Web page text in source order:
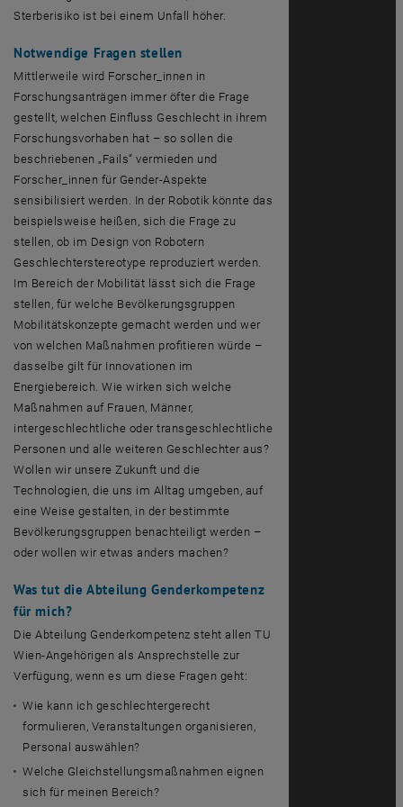
Sterberisiko ist bei einem Unfall höher.
Notwendige Fragen stellen
Mittlerweile wird Forscher_innen in
Forschungsanträgen immer öfter die Frage
gestellt, welchen Einfluss Geschlecht in ihrem
Forschungsvorhaben hat – so sollen die
beschriebenen „ Fails“ vermieden und
Forscher_innen für Gender-Aspekte
sensibilisiert werden. In der Robotik könnte das
beispielsweise heißen, sich die Frage zu
stellen, ob im Design von Robotern
Geschlechterstereotype reproduziert werden.
Im Bereich der Mobilität lässt sich die Frage
stellen, für welche Bevölkerungsgruppen
Mobilitätskonzepte gemacht werden und wer
von welchen Maßnahmen profitieren würde –
dasselbe gilt für Innovationen im
Energiebereich. Wie wirken sich welche
Maßnahmen auf Frauen, Männer,
intergeschlechtliche oder transgeschlechtliche
Personen und alle weiteren Geschlechter aus?
Wollen wir unsere Zukunft und die
Technologien, die uns im Alltag umgeben, auf
eine Weise gestalten, in der bestimmte
Bevölkerungsgruppen benachteiligt werden –
oder wollen wir etwas anders machen?
Was tut die Abteilung Genderkompetenz
für mich?
Die Abteilung Genderkompetenz steht allen TU
Wien-Angehörigen als Ansprechstelle zur
Verfügung, wenn es um diese Fragen geht:
Wie kann ich geschlechtergerecht
formulieren, Veranstaltungen organisieren,
Personal auswählen?
Welche Gleichstellungsmaßnahmen eignen
sich für meinen Bereich?